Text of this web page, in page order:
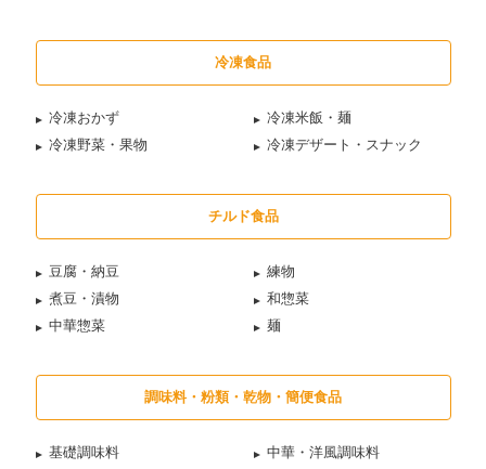
冷凍食品
冷凍おかず
冷凍米飯・麺
冷凍野菜・果物
冷凍デザート・スナック
チルド食品
豆腐・納豆
練物
煮豆・漬物
和惣菜
中華惣菜
麺
調味料・粉類・乾物・簡便食品
基礎調味料
中華・洋風調味料